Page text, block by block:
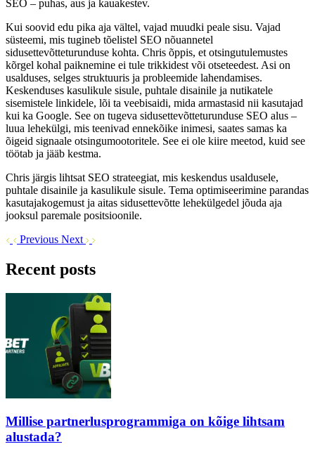
SEO – puhas, aus ja kauakestev.
Kui soovid edu pika aja vältel, vajad muudki peale sisu. Vajad
süsteemi, mis tugineb tõelistel SEO nõuannetel
sidusettevõtteturunduse kohta. Chris õppis, et otsingutulemustes
kõrgel kohal paiknemine ei tule trikkidest või otseteedest. Asi on
usalduses, selges struktuuris ja probleemide lahendamises.
Keskenduses kasulikule sisule, puhtale disainile ja nutikatele
sisemistele linkidele, lõi ta veebisaidi, mida armastasid nii kasutajad
kui ka Google. See on tugeva sidusettevõtteturunduse SEO alus –
luua lehekülgi, mis teenivad ennekõike inimesi, saates samas ka
õigeid signaale otsingumootoritele. See ei ole kiire meetod, kuid see
töötab ja jääb kestma.
Chris järgis lihtsat SEO strateegiat, mis keskendus usaldusele,
puhtale disainile ja kasulikule sisule. Tema optimiseerimine parandas
kasutajakogemust ja aitas sidusettevõtte lehekülgedel jõuda aja
jooksul paremale positsioonile.
Previous Next
Recent posts
Millise partnerlusprogrammiga on kõige lihtsam
alustada?